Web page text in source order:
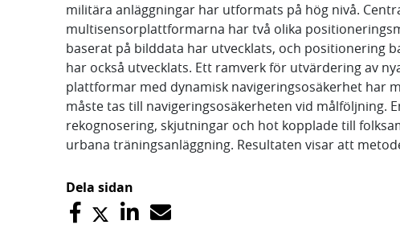
militära anläggningar har utformats på hög nivå.
multisensorplattformarna har två olika
baserat på bilddata har utvecklats, och positionering
har också utvecklats. Ett ramverk för utvärdering av
plattformar med dynamisk navigeringsosäkerhet har
måste tas till navigeringsosäkerheten vid målföljning.
rekognosering, skjutningar och hot kopplade till
urbana träningsanläggning. Resultaten visar att
Dela sidan